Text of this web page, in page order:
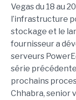
Vegas du 18 au
l’infrastructure
stockage et le
fournisseur a
serveurs
série
prochains
Chhabra, senior